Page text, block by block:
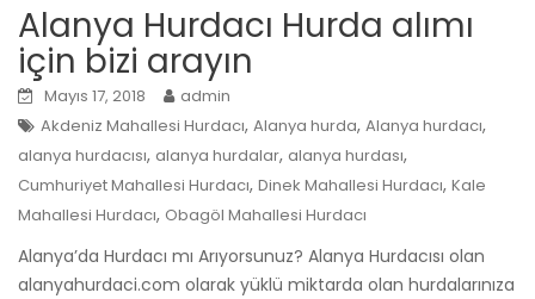
Alanya Hurdacı Hurda alımı
için bizi arayın
Mayıs 17, 2018
admin
Akdeniz Mahallesi Hurdacı, Alanya hurda, Alanya hurdacı,
alanya hurdacısı, alanya hurdalar, alanya hurdası,
Cumhuriyet Mahallesi Hurdacı, Dinek Mahallesi Hurdacı, Kale
Mahallesi Hurdacı, Obagöl Mahallesi Hurdacı
Alanya’da Hurdacı mı Arıyorsunuz? Alanya Hurdacısı olan
alanyahurdaci.com olarak yüklü miktarda olan hurdalarınıza